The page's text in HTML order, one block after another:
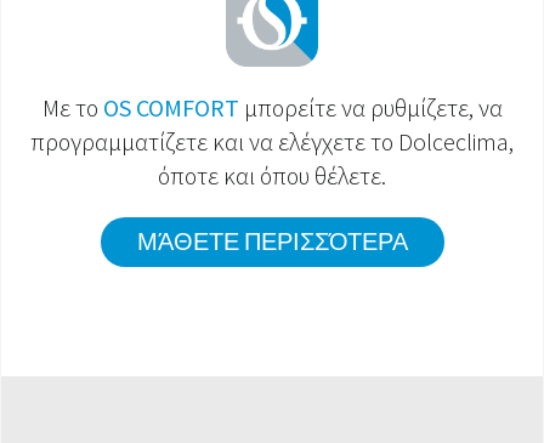
Με το OS COMFORT μπορείτε να ρυθμίζετε, να
προγραμματίζετε και να ελέγχετε το Dolceclima,
όποτε και όπου θέλετε.
ΜΆΘΕΤΕ ΠΕΡΙΣΣΌΤΕΡΑ